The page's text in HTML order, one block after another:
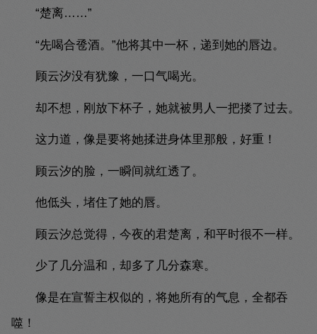
“楚离……”
“先喝合卺酒。”他将其中一杯，递到她的唇边。
顾云汐没有犹豫，一口气喝光。
却不想，刚放下杯子，她就被男人一把搂了过去。
这力道，像是要将她揉进身体里那般，好重！
顾云汐的脸，一瞬间就红透了。
他低头，堵住了她的唇。
顾云汐总觉得，今夜的君楚离，和平时很不一样。
少了几分温和，却多了几分森寒。
像是在宣誓主权似的，将她所有的气息，全都吞
噬！